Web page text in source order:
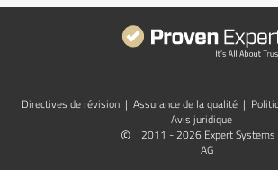
Directives de révision | Assurance de la qualité |
Avis juridique
©
2011 - 2026 Expert Systems
AG